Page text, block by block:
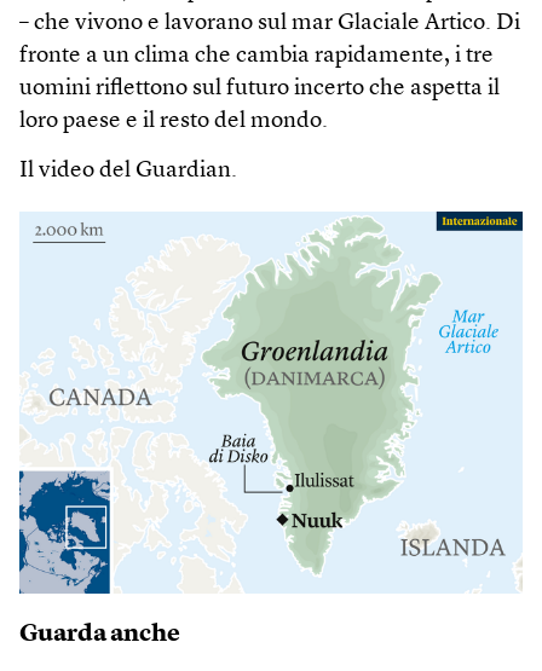
– che vivono e lavorano sul mar Glaciale Artico. Di
fronte a un clima che cambia rapidamente, i tre
uomini riflettono sul futuro incerto che aspetta il
loro paese e il resto del mondo.
Il video del Guardian.
Guarda anche